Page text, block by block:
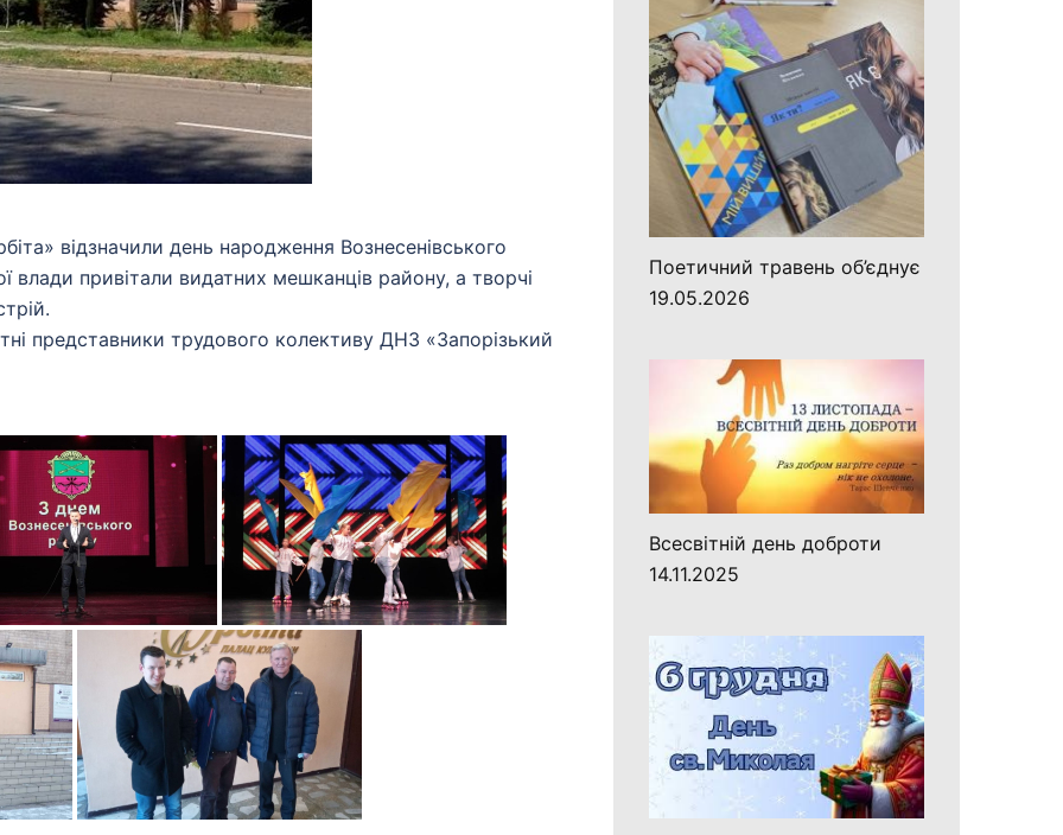
відзначили день народження Вознесенівського
привітали видатних мешканців району, а творчі
представники трудового колективу ДНЗ «Запорізький
Поетичний травень об’єднує
19.05.2026
Всесвітній день доброти
14.11.2025